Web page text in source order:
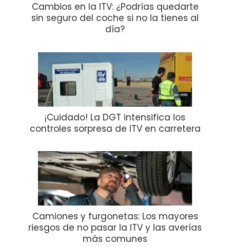
Cambios en la ITV: ¿Podrías quedarte
sin seguro del coche si no la tienes al
día?
¡Cuidado! La DGT intensifica los
controles sorpresa de ITV en carretera
Camiones y furgonetas: Los mayores
riesgos de no pasar la ITV y las averías
más comunes